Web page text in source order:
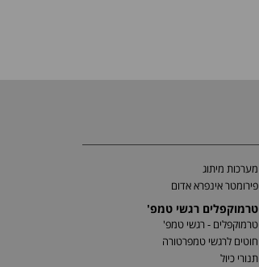
מערכות מיתוג
פירומטר אינפרא אדום
טרמוקפלים רגשי טמפ'
טרמוקפלים - רגשי טמפ'
חוטים לרגשי טמפרטורה
תנורי כיול